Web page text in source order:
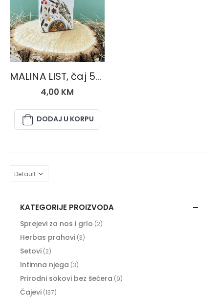
ČAJEVI
MALINA LIST, čaj 50 gr.
4,00 KM
DODAJ U KORPU
KATEGORIJE PROIZVODA
Sprejevi za nos i grlo (2)
Herbas prahovi (3)
Setovi (2)
Intimna njega (3)
Prirodni sokovi bez šećera (9)
Čajevi (137)